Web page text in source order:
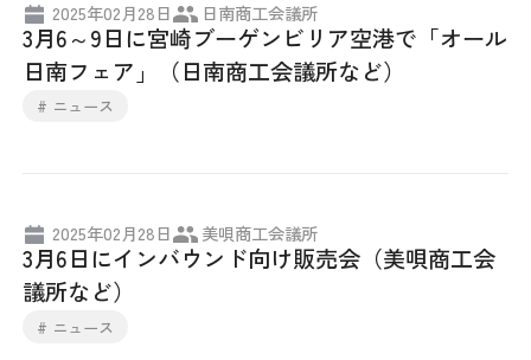
2025年02月28日 日南商工会議所
3月6～9日に宮崎ブーゲンビリア空港で「オール
日南フェア」（日南商工会議所など）
# ニュース
2025年02月28日 美唄商工会議所
3月6日にインバウンド向け販売会（美唄商工会
議所など）
# ニュース